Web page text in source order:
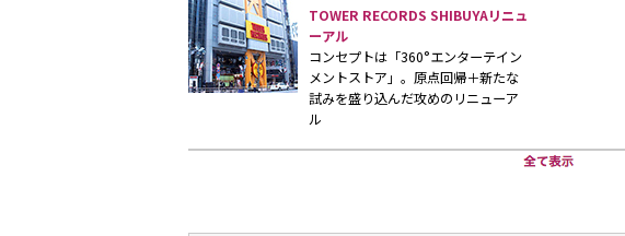
逆にアーティスティックな印象。
TOWER RECORDS SHIBUYAリニュ
ーアル
コンセプトは「360°エンターテイン
メントストア」。原点回帰＋新たな
試みを盛り込んだ攻めのリニューア
ル